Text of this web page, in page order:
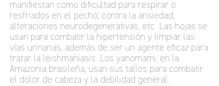
manifiestan como dificultad para respirar o
resfriados en el pecho; contra la ansiedad,
alteraciones neurodegenerativas, etc. Las hojas se
usan para combatir la hipertensión y limpiar las
vías urinarias, además de ser un agente eficaz para
tratar la leishmaniasis. Los yanomami, en la
Amazonia brasileña, usan sus tallos para combatir
el dolor de cabeza y la debilidad general.